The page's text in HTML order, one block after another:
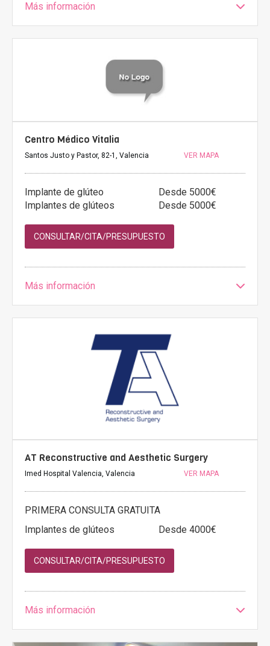
Más información
Centro Médico Vitalia
Santos Justo y Pastor, 82-1, Valencia VER MAPA
Implante de glúteo
Desde 5000€
Implantes de glúteos
Desde 5000€
CONSULTAR/CITA/PRESUPUESTO
Más información
AT Reconstructive and Aesthetic Surgery
Imed Hospital Valencia, Valencia VER MAPA
PRIMERA CONSULTA GRATUITA
Implantes de glúteos
Desde 4000€
CONSULTAR/CITA/PRESUPUESTO
Más información